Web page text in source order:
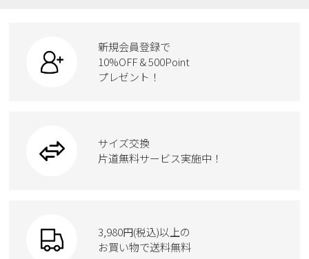
カジュアルシューズ
ワークシューズ
ウェア
moz
ローファー
ブーツ
Parade
スクール
new balance
ボディバッグ
ハンドバッグ
トートバッグ
ケア用品
新規会員登録で
10%OFF & 500Point
プレゼント！
サイズ交換
片道無料サービス実施中！
3,980円(税込)以上の
お買い物で送料無料